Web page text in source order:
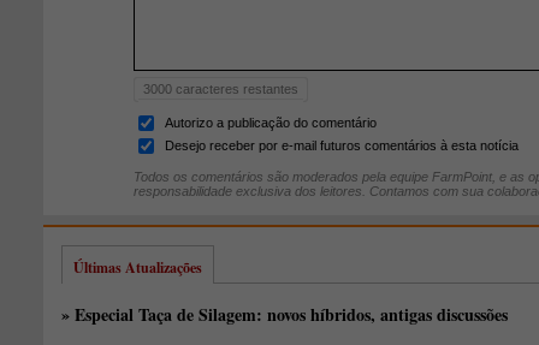
3000 caracteres restantes
Autorizo a publicação do comentário
Desejo receber por e-mail futuros comentários à esta notícia
Todos os comentários são moderados pela equipe FarmPoint, e as
responsabilidade exclusiva dos leitores. Contamos com sua
Últimas Atualizações
» Especial Taça de Silagem: novos híbridos, antigas discussões